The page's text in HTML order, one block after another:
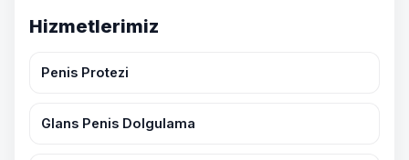
Hizmetlerimiz
Penis Protezi
Glans Penis Dolgulama